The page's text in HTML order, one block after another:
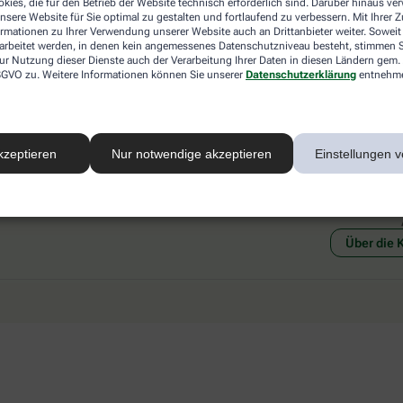
die für den Betrieb der Website technisch erforderlich sind. Darüber hinaus
Website für Sie optimal zu gestalten und fortlaufend zu verbessern. Mit Ihrer
zu Ihrer Verwendung unserer Website auch an Drittanbieter weiter. Soweit
werden, in denen kein angemessenes Datenschutzniveau besteht, stimmen
Nutzung dieser Dienste auch der Verarbeitung Ihrer Daten in diesen Ländern
zu. Weitere Informationen können Sie unserer Datenschutzerklärung
Nur notwendige akzeptieren Einstellungen
einer anderen akzeptierten
Ihrer Apotheke vor Ort.
Abholung in der Apotheke
Botendienstlieferung
Über die